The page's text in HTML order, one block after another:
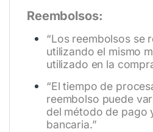
Reembolsos:
“Los reembolsos se
utilizando el mismo
utilizado en la
“El tiempo de
reembolso puede
del método de pago
bancaria.”